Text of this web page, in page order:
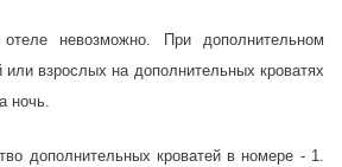
невозможно. При дополнительном
взрослых на дополнительных кроватях
ночь.
дополнительных кроватей в номере - 1.